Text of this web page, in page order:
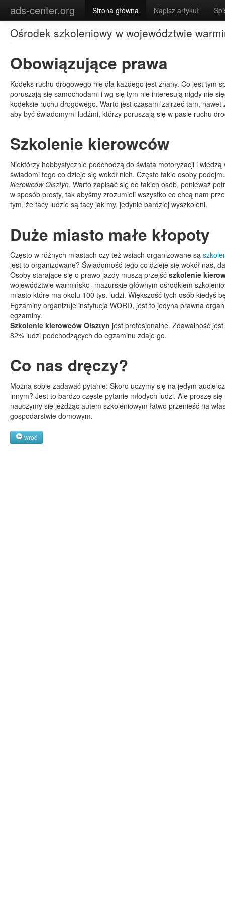
ads-center.org Strona główna Napisz artykuł
Ośrodek szkoleniowy w województwie
Obowiązujące prawa
Kodeks ruchu drogowego nie dla każdego jest znany. Co jest tym
poruszają się samochodami i wg się tym nie interesują nigdy nie
kodeksie ruchu drogowego. Warto jest czasami zajrzeć tam, nawet
aby być świadomymi ludźmi, którzy poruszają się w pasie ruchu
Szkolenie kierowców
Niektórzy hobbystycznie podchodzą do świata motoryzacji i
świadomi tego co dzieje się wokół nich. Często takie osoby
kierowców Olsztyn. Warto zapisać się do takich osób, ponieważ
w sposób prosty, tak abyśmy zrozumieli wszystko co chcą nam
tym, że tacy ludzie są tacy jak my, jedynie bardziej wyszkoleni.
Duże miasto małe kłopoty
Często w różnych miastach czy też wsiach organizowane są
jest to organizowane? Świadomość tego co dzieje się wokół nas,
Osoby starające się o prawo jazdy muszą przejść szkolenie
województwie warmińsko- mazurskie głównym ośrodkiem
miasto które ma okolu 100 tys. ludzi. Większość tych osób kiedyś
Egzaminy organizuje instytucja WORD, jest to jedyna prawna
egzaminy.
Szkolenie kierowców Olsztyn jest profesjonalne. Zdawalność
82% ludzi podchodzących do egzaminu zdaje go.
Co nas dręczy?
Można sobie zadawać pytanie: Skoro uczymy się na jedym aucie
innym? Jest to bardzo częste pytanie młodych ludzi. Ale proszę
nauczymy się jeżdżąc autem szkoleniowym łatwo przenieść na
gospodarstwie domowym.
wróć